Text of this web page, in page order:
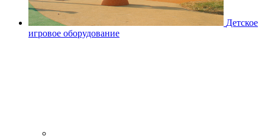
Детское
игровое оборудование